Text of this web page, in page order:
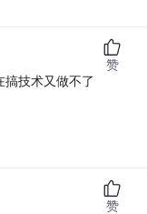
技术又做不了
赞
赞